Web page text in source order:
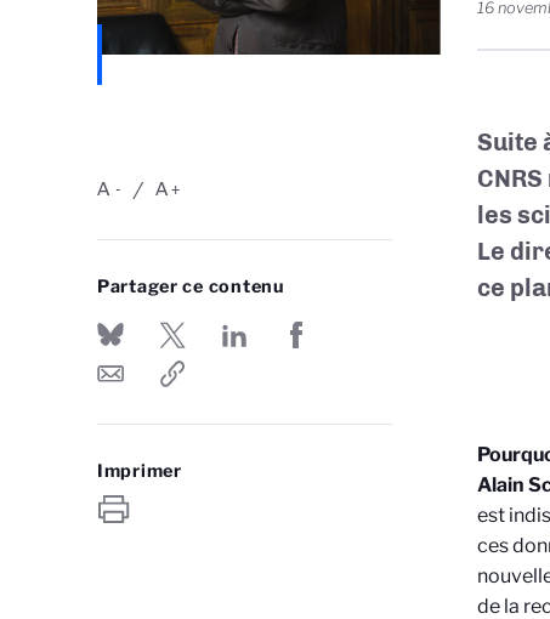
-
A +
A
Partager ce contenu
Imprimer
16
Suite
les
Le
ce
Alain
est
ces
de la